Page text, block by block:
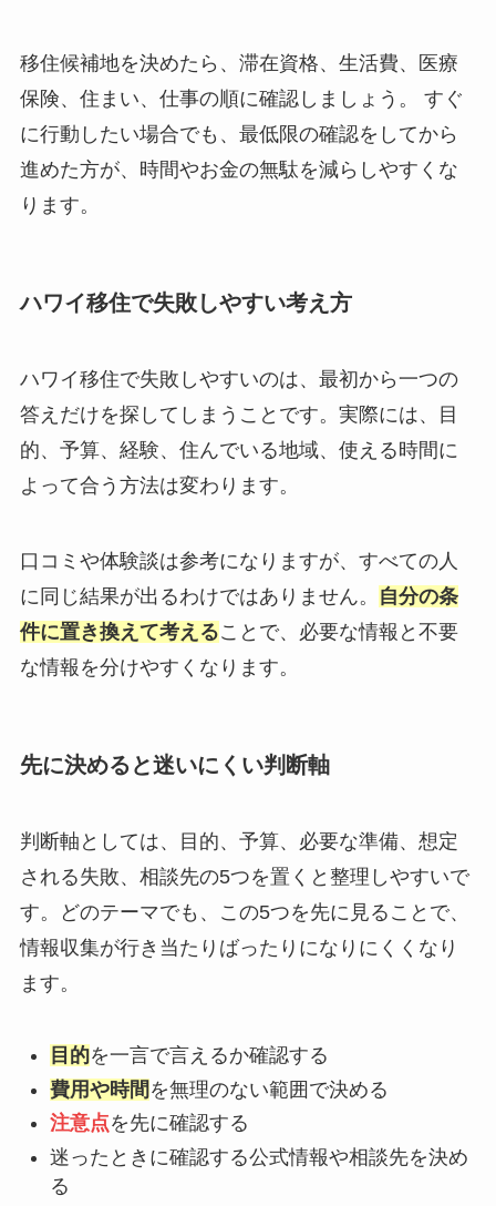
移住候補地を決めたら、滞在資格、生活費、医療
保険、住まい、仕事の順に確認しましょう。 すぐ
に行動したい場合でも、最低限の確認をしてから
進めた方が、時間やお金の無駄を減らしやすくな
ります。
ハワイ移住で失敗しやすい考え方
ハワイ移住で失敗しやすいのは、最初から一つの
答えだけを探してしまうことです。実際には、目
的、予算、経験、住んでいる地域、使える時間に
よって合う方法は変わります。
口コミや体験談は参考になりますが、すべての人
に同じ結果が出るわけではありません。
自分の条
件に置き換えて考えることで、必要な情報と不要
な情報を分けやすくなります。
先に決めると迷いにくい判断軸
判断軸としては、目的、予算、必要な準備、想定
される失敗、相談先の5つを置くと整理しやすいで
す。どのテーマでも、この5つを先に見ることで、
情報収集が行き当たりばったりになりにくくなり
ます。
目的を一言で言えるか確認する
費用や時間 を無理のない範囲で決める
注意点を先に確認する
迷ったときに確認する公式情報や相談先を決め
る